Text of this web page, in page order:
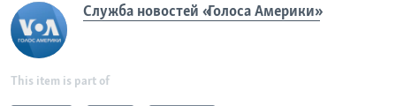
Служба новостей «Голоса Америки»
This item is part of